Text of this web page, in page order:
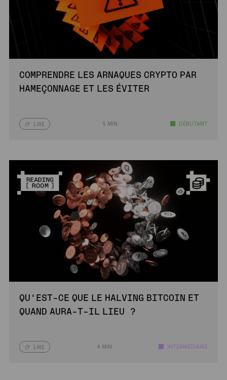
COMPRENDRE LES ARNAQUES CRYPTO PAR
HAMEÇONNAGE ET LES ÉVITER
LIRE 5 MIN DÉBUTANT
QU’EST-CE QUE LE HALVING BITCOIN ET
QUAND AURA-T-IL LIEU ?
LIRE 4 MIN INTERMÉDIAIRE